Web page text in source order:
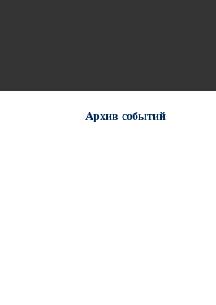
Архив событий